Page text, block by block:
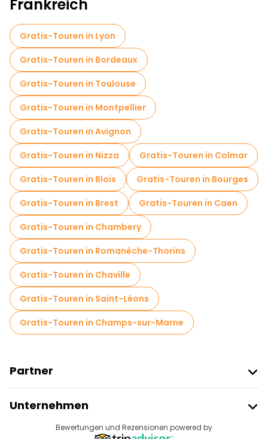
Frankreich
Gratis-Touren in Lyon
Gratis-Touren in Bordeaux
Gratis-Touren in Toulouse
Gratis-Touren in Montpellier
Gratis-Touren in Avignon
Gratis-Touren in Nizza
Gratis-Touren in Colmar
Gratis-Touren in Blois
Gratis-Touren in Bourges
Gratis-Touren in Brest
Gratis-Touren in Caen
Gratis-Touren in Chambery
Gratis-Touren in Romanèche-Thorins
Gratis-Touren in Chaville
Gratis-Touren in Saint-Léons
Gratis-Touren in Champs-sur-Marne
Partner
Anbieter-Anmeldung
Affiliate-Programm
Unternehmen
ReisezieleBewertungen und Rezensionen powered by